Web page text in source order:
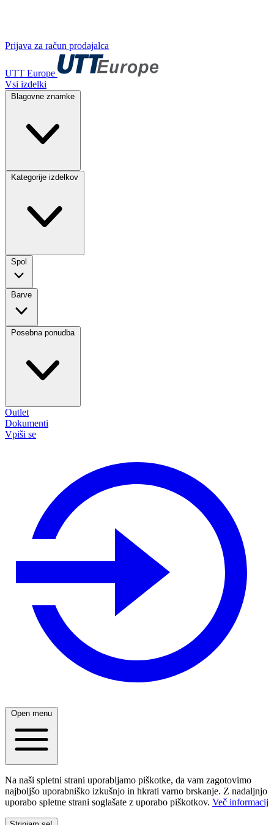
Prijava za račun prodajalca
UTT Europe
Vsi izdelki
Blagovne znamke
Kategorije izdelkov
Spol
Barve
Posebna ponudba
Outlet
Dokumenti
Vpiši se
Open menu
Na naši spletni strani uporabljamo piškotke, da vam zagotovimo
najboljšo uporabniško izkušnjo in hkrati varno brskanje. Z nadaljnjo
uporabo spletne strani soglašate z uporabo piškotkov. Več informacij